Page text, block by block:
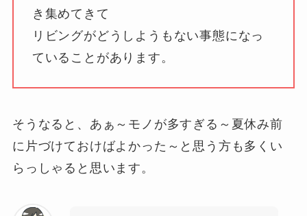
き集めてきて
リビングがどうしようもない事態になっ
ていることがあります。
そうなると、あぁ～モノが多すぎる～夏休み前
に片づけておけばよかった～と思う方も多くい
らっしゃると思います。